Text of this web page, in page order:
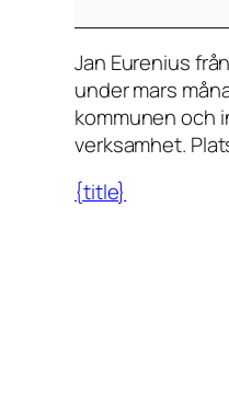
d
r
a
g
A
k
Jan Eurenius
under mars
kommunen och
verksamhet.
{title}